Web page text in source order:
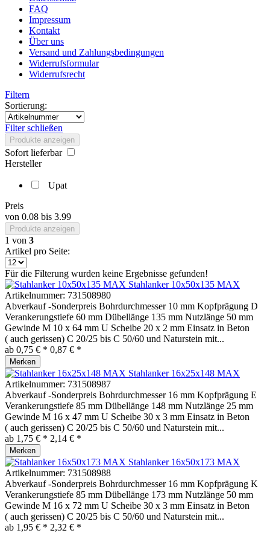
FAQ
Impressum
Kontakt
Über uns
Versand und Zahlungsbedingungen
Widerrufsformular
Widerrufsrecht
Filtern
Sortierung:
Filter schließen
Produkte anzeigen
Sofort lieferbar
Hersteller
Upat
Preis
von 0.08 bis 3.99
Produkte anzeigen
1 von 3
Artikel pro Seite:
Für die Filterung wurden keine Ergebnisse gefunden!
Stahlanker 10x50x135 MAX
Artikelnummer: 731508980
Abverkauf -Sonderpreis Bohrdurchmesser 10 mm Kopfprägung D
Verankerungstiefe 60 mm Dübellänge 135 mm Nutzlänge 50 mm
Gewinde M 10 x 64 mm U Scheibe 20 x 2 mm Einsatz in Beton
( auch gerissen) C 20/25 bis C 50/60 und Naturstein mit...
ab 0,75 € * 0,87 € *
Merken
Stahlanker 16x25x148 MAX
Artikelnummer: 731508987
Abverkauf -Sonderpreis Bohrdurchmesser 16 mm Kopfprägung E
Verankerungstiefe 85 mm Dübellänge 148 mm Nutzlänge 25 mm
Gewinde M 16 x 47 mm U Scheibe 30 x 3 mm Einsatz in Beton
( auch gerissen) C 20/25 bis C 50/60 und Naturstein mit...
ab 1,75 € * 2,14 € *
Merken
Stahlanker 16x50x173 MAX
Artikelnummer: 731508988
Abverkauf -Sonderpreis Bohrdurchmesser 16 mm Kopfprägung K
Verankerungstiefe 85 mm Dübellänge 173 mm Nutzlänge 50 mm
Gewinde M 16 x 72 mm U Scheibe 30 x 3 mm Einsatz in Beton
( auch gerissen) C 20/25 bis C 50/60 und Naturstein mit...
ab 1,95 € * 2,32 € *